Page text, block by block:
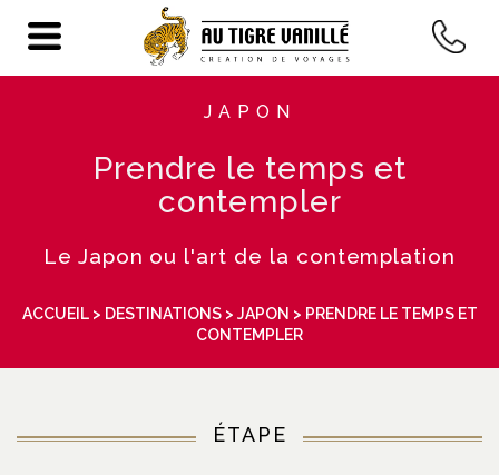
JAPON
Prendre le temps et
contempler
Le Japon ou l'art de la contemplation
ACCUEIL> DESTINATIONS> JAPON > PRENDRE LE TEMPS ET
CONTEMPLER
ÉTAPE